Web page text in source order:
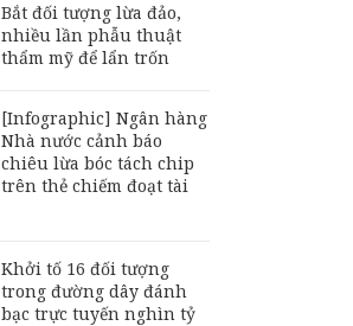
đồng
Bắt thêm 3 "mắt xích"
cốt cán trong đường
cảm" lừa đảo hơn
2.300 tỉ đồng
Đổi mới công tác phổ
biến, giáo dục pháp
Bắt đối tượng lừa đảo,
nhiều lần phẫu thuật
thẩm mỹ để lẩn trốn
[Infographic] Ngân hàng
Nhà nước cảnh báo
chiêu lừa bóc tách chip
trên thẻ chiếm đoạt tài
Khởi tố 16 đối tượng
trong đường dây đánh
bạc trực tuyến nghìn tỷ